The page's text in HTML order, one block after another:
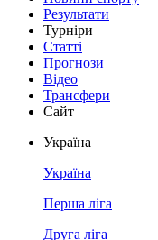
Результати
Турніри
Статті
Прогнози
Відео
Трансфери
Сайт
Україна
Україна
Перша ліга
Друга ліга